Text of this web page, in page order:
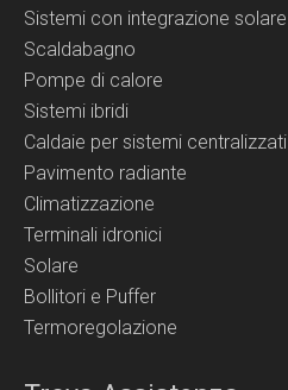
Sistemi con integrazione solare
Scaldabagno
Pompe di calore
Sistemi ibridi
Caldaie per sistemi centralizzati
Pavimento radiante
Climatizzazione
Terminali idronici
Solare
Bollitori e Puffer
Termoregolazione